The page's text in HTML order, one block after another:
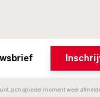
zich op ieder moment weer